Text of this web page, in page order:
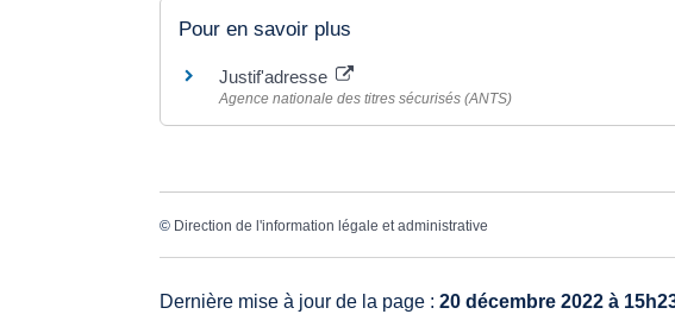
Pour en savoir plus
Justif'adresse
Agence nationale des titres sécurisés (ANTS)
© Direction de l'information légale et administrative
Dernière mise à jour de la page :20 décembre 2022 à